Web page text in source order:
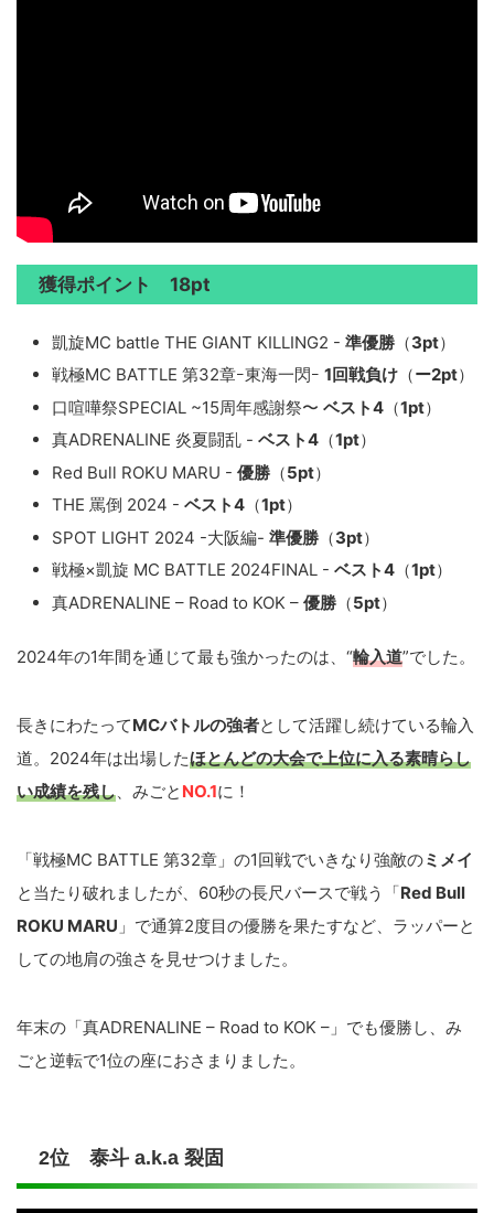
獲得ポイント 18pt
凱旋MC battle THE GIANT KILLING2 - 準優勝 （3pt）
戦極MC BATTLE 第32章ｰ東海一閃ｰ 1回戦負け （ー2pt）
口喧嘩祭SPECIAL ~15周年感謝祭〜 ベスト4 （1pt）
真ADRENALINE 炎夏闘乱 - ベスト4 （1pt）
Red Bull ROKU MARU - 優勝 （5pt）
THE 罵倒 2024 - ベスト4 （1pt）
SPOT LIGHT 2024 -大阪編- 準優勝 （3pt）
戦極×凱旋 MC BATTLE 2024FINAL - ベスト4 （1pt）
真ADRENALINE – Road to KOK – 優勝 （5pt）
2024年の1年間を通じて最も強かったのは、“輪入道”でした。
長きにわたってMCバトルの強者として活躍し続けている輪入
道。2024年は出場したほとんどの大会で上位に入る素晴らし
い成績を残し、みごと NO.1に！
「戦極MC BATTLE 第32章」の1回戦でいきなり強敵のミメイ
と当たり破れましたが、60秒の長尺バースで戦う「Red Bull
ROKU MARU 」で通算2度目の優勝を果たすなど、ラッパーと
しての地肩の強さを見せつけました。
年末の「真ADRENALINE – Road to KOK –」でも優勝し、み
ごと逆転で1位の座におさまりました。
2位 泰斗 a.k.a 裂固